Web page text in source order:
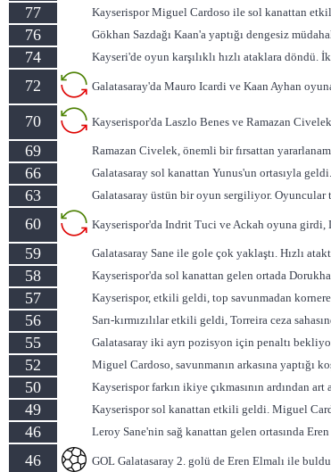
77 Kayserispor Miguel Cardoso ile sol kanattan
76 Gökhan Sazdağı Kaan'a yaptığı dengesiz
74 Kayseri'de oyun karşılıklı hızlı ataklara döndü.
72 Galatasaray'da Mauro Icardi ve Kaan Ayhan
70 Kayserispor'da Laszlo Benes ve Ramazan
69 Ramazan Civelek, önemli bir fırsattan
66 Galatasaray sol kanattan Yunus'un ortasıyla
63 Galatasaray üstün bir oyun sergiliyor. Oyuncular
60 Kayserispor'da Indrit Tuci ve Ackah oyuna girdi,
59 Galatasaray Sane ile gole çok yaklaştı. Hızlı
58 Kayserispor'da sol kanattan gelen ortada
57 Kayserispor, etkili geldi, top savunmadan
56 Sarı-kırmızılılar etkili geldi, Torreira ceza
55 Galatasaray iki ayrı pozisyon için penaltı
52 Miguel Cardoso, savunmanın arkasına yaptığı
50 Kayserispor farkın ikiye çıkmasının ardından
49 Kayserispor sol kanattan etkili geldi. Miguel
46 Leroy Sane'nin sağ kanattan gelen ortasında
46 GOL Galatasaray 2. golü de Eren Elmalı ile